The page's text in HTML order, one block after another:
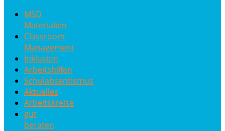
MSD
Materialien
Classroom-
Management
Inklusion
Arbeitshilfen
Schulabsentismus
Aktuelles
Arbeitskreise
gut
beraten